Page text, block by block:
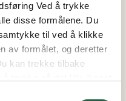
Ved å trykke
disse formålene. Du
til ved å klikke
av formålet, og deretter
kan trekke tilbake